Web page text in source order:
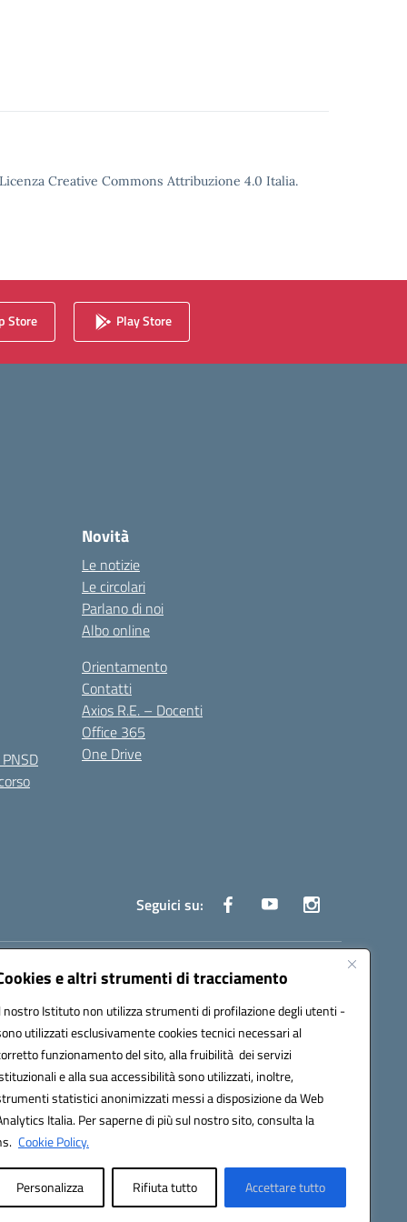
e altri strumenti di tracciamento
nostro Istituto non utilizza strumenti di profilazione degli utenti -
utilizzati esclusivamente cookies tecnici necessari al
funzionamento del sito, alla fruibilità dei servizi
e alla sua accessibilità sono utilizzati, inoltre,
statistici anonimizzati messi a disposizione da Web
Italia. Per saperne di più sul nostro sito, consulta la
Cookie Policy.
Personalizza Rifiuta tutto Accettare tutto
Creative Commons Attribuzione 4.0 Italia.
Store Play Store
Novità
Le notizie
Le circolari
Parlano di noi
Albo online
Orientamento
Contatti
Axios R.E. – Docenti
Office 365
One Drive
Seguici su:
ufficio: UFOYYV | C.Fisc: 93056740637